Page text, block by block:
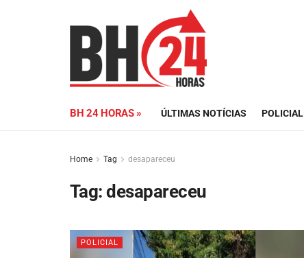
BH 24 HORAS » ÚLTIMAS NOTÍCIAS POLICIAL
Home Tag desapareceu
Tag:desapareceu
POLICIAL